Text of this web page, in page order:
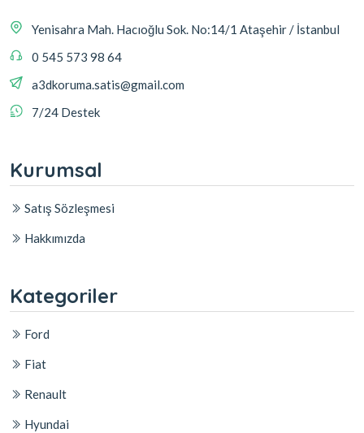
Yenisahra Mah. Hacıoğlu Sok. No:14/1 Ataşehir / İstanbul
0 545 573 98 64
a3dkoruma.satis@gmail.com
7/24 Destek
Kurumsal
Satış Sözleşmesi
Hakkımızda
Kategoriler
Ford
Fiat
Renault
Hyundai